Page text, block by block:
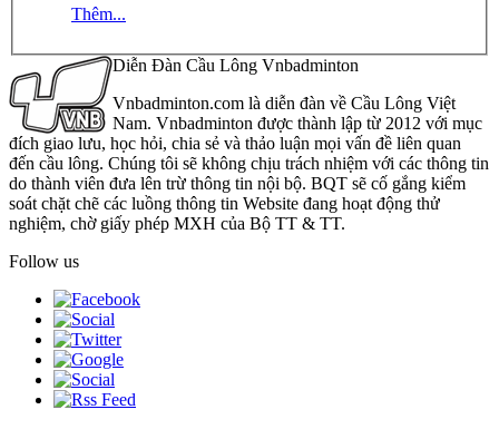
Thêm...
Diễn Đàn Cầu Lông Vnbadminton
Vnbadminton.com là diễn đàn về Cầu Lông Việt
Nam. Vnbadminton được thành lập từ 2012 với mục
đích giao lưu, học hỏi, chia sẻ và thảo luận mọi vấn đề liên quan
đến cầu lông. Chúng tôi sẽ không chịu trách nhiệm với các thông tin
do thành viên đưa lên trừ thông tin nội bộ. BQT sẽ cố gắng kiểm
soát chặt chẽ các luồng thông tin Website đang hoạt động thử
nghiệm, chờ giấy phép MXH của Bộ TT & TT.
Follow us